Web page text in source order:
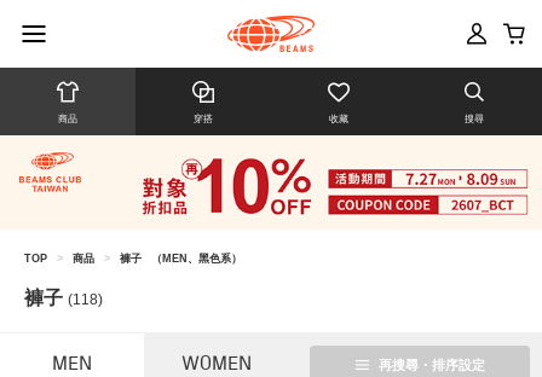
商品 穿搭 收藏 搜尋
TOP > 商品 > 褲子 （MEN、黑色系）
褲子 (118)
MEN WOMEN 再搜尋・排序設定